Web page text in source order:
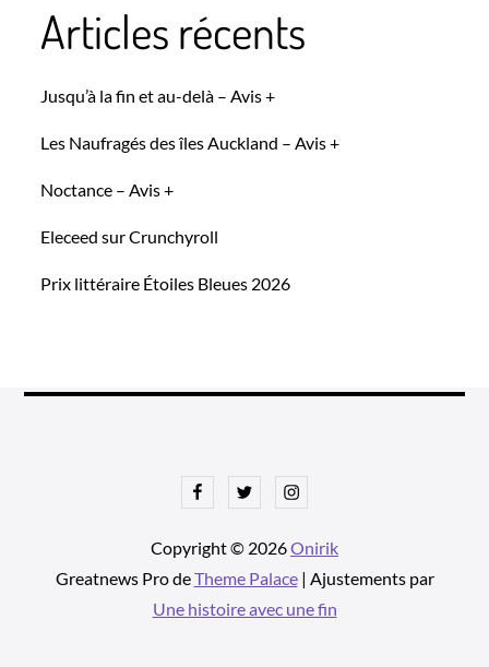
Articles récents
Jusqu’à la fin et au-delà – Avis +
Les Naufragés des îles Auckland – Avis +
Noctance – Avis +
Eleceed sur Crunchyroll
Prix littéraire Étoiles Bleues 2026
FacebookTwitterInstagram
Copyright © 2026Onirik
Greatnews Pro deTheme Palace| Ajustements par
Une histoire avec une fin